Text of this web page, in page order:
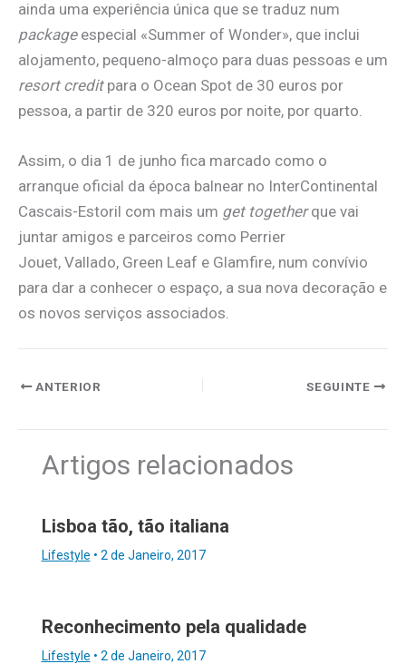
ainda uma experiência única que se traduz num
packageespecial «Summer of Wonder», que inclui
alojamento, pequeno-almoço para duas pessoas e um
resort creditpara o Ocean Spot de 30 euros por
pessoa, a partir de 320 euros por noite, por quarto.
Assim, o dia 1 de junho fica marcado como o
arranque oficial da época balnear no InterContinental
Cascais-Estoril com mais um get togetherque vai
juntar amigos e parceiros como Perrier
Jouet, Vallado, Green Leaf e Glamfire, num convívio
para dar a conhecer o espaço, a sua nova decoração e
os novos serviços associados.
ANTERIOR SEGUINTE
Artigos relacionados
Lisboa tão, tão italiana
Lifestyle • 2 de Janeiro, 2017
Reconhecimento pela qualidade
Lifestyle • 2 de Janeiro, 2017